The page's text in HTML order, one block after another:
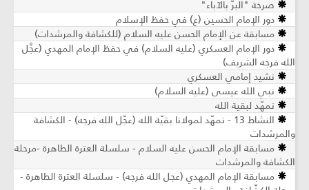
صرخة "البرّ بالآباء"
دور الإمام الحسين (ع) في حفظ الإسلام
مسابقة عن الإمام الحسن عليه السلام (للكشافة والمرشدات)
دور الإمام العسكري (عليه السلام) في حفظ الإمام المهدي (عجَّل
الله فرجه الشريف)
نشيد إمامي العسكري
نبي الله عيسى (عليه السلام)
نمهّد لبقية الله
النشاط 13 - نمهّد لمولانا بقيّة الله (عجّل الله فرجه) - الكشافة
والمرشدات
مسابقة الإمام الحسن عليه السلام - سلسلة العترة الطاهرة -مرحلة
الكشافة والمرشدات
مسابقة الإمام المهدي (عجل الله فرجه) - سلسلة العترة الطاهرة -